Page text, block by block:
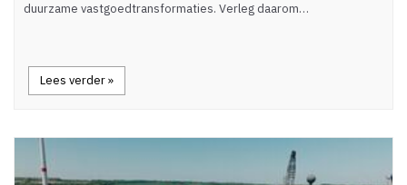
duurzame vastgoedtransformaties. Verleg daarom…
Lees verder »